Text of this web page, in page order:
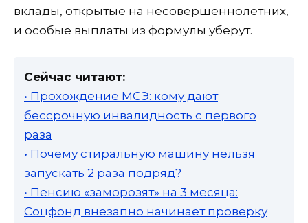
вклады, открытые на несовершеннолетних,
и особые выплаты из формулы уберут.
Сейчас читают:
• Прохождение МСЭ: кому дают
бессрочную инвалидность с первого
раза
• Почему стиральную машину нельзя
запускать 2 раза подряд?
• Пенсию «заморозят» на 3 месяца:
Соцфонд внезапно начинает проверку